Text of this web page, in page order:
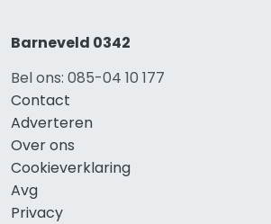
Barneveld 0342
Bel ons: 085-04 10 177
Contact
Adverteren
Over ons
Cookieverklaring
Avg
Privacy